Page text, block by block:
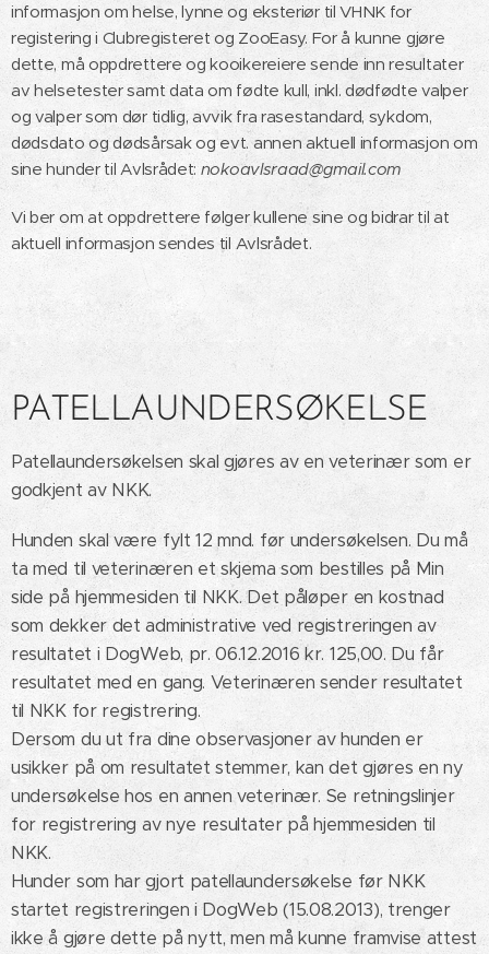
informasjon om helse, lynne og eksteriør til VHNK for
registering i Clubregisteret og ZooEasy. For å kunne gjøre
dette, må oppdrettere og kooikereiere sende inn resultater
av helsetester samt data om fødte kull, inkl. dødfødte valper
og valper som dør tidlig, avvik fra rasestandard, sykdom,
dødsdato og dødsårsak og evt. annen aktuell informasjon om
sine hunder til Avlsrådet:nokoavlsraad@gmail.com
Vi ber om at oppdrettere følger kullene sine og bidrar til at
aktuell informasjon sendes til Avlsrådet.
PATELLAUNDERSØKELSE
Patellaundersøkelsen skal gjøres av en veterinær som er
godkjent av NKK.
Hunden skal være fylt 12 mnd. før undersøkelsen. Du må
ta med til veterinæren et skjema som bestilles på Min
side på hjemmesiden til NKK. Det påløper en kostnad
som dekker det administrative ved registreringen av
resultatet i DogWeb, pr. 06.12.2016 kr. 125,00. Du får
resultatet med en gang. Veterinæren sender resultatet
til NKK for registrering.
Dersom du ut fra dine observasjoner av hunden er
usikker på om resultatet stemmer, kan det gjøres en ny
undersøkelse hos en annen veterinær. Se retningslinjer
for registrering av nye resultater på hjemmesiden til
NKK.
Hunder som har gjort patellaundersøkelse før NKK
startet registreringen i DogWeb (15.08.2013), trenger
ikke å gjøre dette på nytt, men må kunne framvise attest